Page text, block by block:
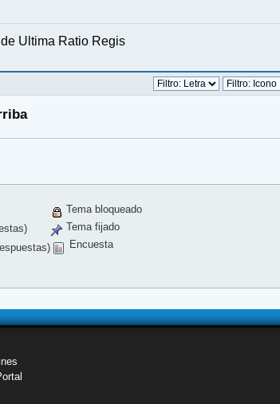
Ultima Ratio Regis
Tema bloqueado
Tema fijado
Encuesta